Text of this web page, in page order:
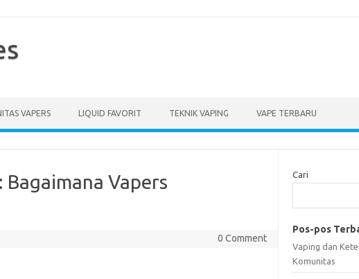
VAPERS LIQUID FAVORIT TEKNIK VAPING VAPE TERBARU
Vapers
0 Comment
Cari
Pos-pos
Vaping dan
Komunitas